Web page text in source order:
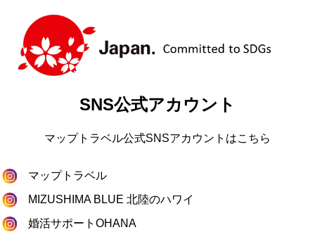
SNS公式アカウント
マップトラベル公式SNSアカウントはこちら
マップトラベル
MIZUSHIMA BLUE 北陸のハワイ
婚活サポートOHANA